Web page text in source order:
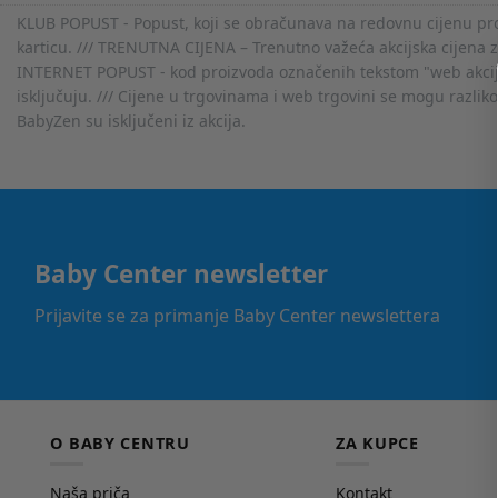
KLUB POPUST - Popust, koji se obračunava na redovnu cijenu
karticu. /// TRENUTNA CIJENA – Trenutno važeća akcijska
INTERNET POPUST - kod proizvoda označenih tekstom "web
isključuju. /// Cijene u trgovinama i web trgovini se mogu
BabyZen su isključeni iz akcija.
Baby Center newsletter
Prijavite se za primanje Baby Center newslettera
O BABY CENTRU
Naša priča
ZA KUPCE
Kontakt